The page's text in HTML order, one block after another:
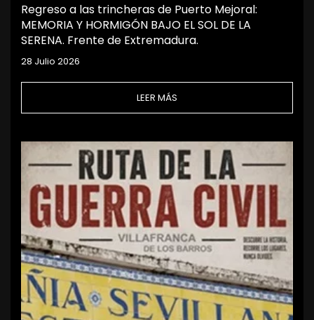
Regreso a las trincheras de Puerto Mejoral:
MEMORIA Y HORMIGÓN BAJO EL SOL DE LA
SERENA. Frente de Extremadura.
28 Julio 2026
LEER MÁS